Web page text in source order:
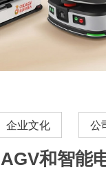
企业文化 公
AGV和智能